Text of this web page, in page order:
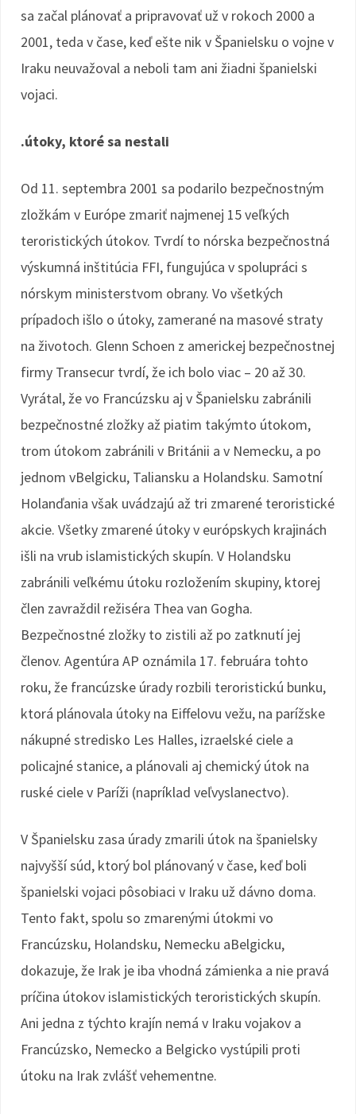
sa začal plánovať a pripravovať už v rokoch 2000 a
2001, teda v čase, keď ešte nik v Španielsku o vojne v
Iraku neuvažoval a neboli tam ani žiadni španielski
vojaci.
.útoky, ktoré sa nestali
Od 11. septembra 2001 sa podarilo bezpečnostným
zložkám v Európe zmariť najmenej 15 veľkých
teroristických útokov. Tvrdí to nórska bezpečnostná
výskumná inštitúcia FFI, fungujúca v spolupráci s
nórskym ministerstvom obrany. Vo všetkých
prípadoch išlo o útoky, zamerané na masové straty
na životoch. Glenn Schoen z americkej bezpečnostnej
firmy Transecur tvrdí, že ich bolo viac – 20 až 30.
Vyrátal, že vo Francúzsku aj v Španielsku zabránili
bezpečnostné zložky až piatim takýmto útokom,
trom útokom zabránili v Británii a v Nemecku, a po
jednom vBelgicku, Taliansku a Holandsku. Samotní
Holanďania však uvádzajú až tri zmarené teroristické
akcie. Všetky zmarené útoky v európskych krajinách
išli na vrub islamistických skupín. V Holandsku
zabránili veľkému útoku rozložením skupiny, ktorej
člen zavraždil režiséra Thea van Gogha.
Bezpečnostné zložky to zistili až po zatknutí jej
členov. Agentúra AP oznámila 17. februára tohto
roku, že francúzske úrady rozbili teroristickú bunku,
ktorá plánovala útoky na Eiffelovu vežu, na parížske
nákupné stredisko Les Halles, izraelské ciele a
policajné stanice, a plánovali aj chemický útok na
ruské ciele v Paríži (napríklad veľvyslanectvo).
V Španielsku zasa úrady zmarili útok na španielsky
najvyšší súd, ktorý bol plánovaný v čase, keď boli
španielski vojaci pôsobiaci v Iraku už dávno doma.
Tento fakt, spolu so zmarenými útokmi vo
Francúzsku, Holandsku, Nemecku aBelgicku,
dokazuje, že Irak je iba vhodná zámienka a nie pravá
príčina útokov islamistických teroristických skupín.
Ani jedna z týchto krajín nemá v Iraku vojakov a
Francúzsko, Nemecko a Belgicko vystúpili proti
útoku na Irak zvlášť vehementne.